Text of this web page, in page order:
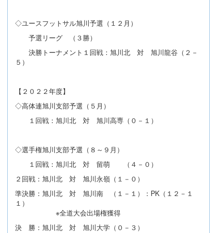
◇ユースフットサル旭川予選（１２月）
予選リーグ （３勝）
決勝トーナメント１回戦：旭川北 対 旭川龍谷（２－
５）
【２０２２年度】
◇高体連旭川支部予選（５月）
１回戦：旭川北 対 旭川高専（０－１）
◇選手権旭川支部予選（８～９月）
１回戦：旭川北 対 留萌 （４－０）
２回戦：旭川北 対 旭川永嶺（１－０）
準決勝：旭川北 対 旭川南 （１－１）：PK（１２－１
１）
※全道大会出場権獲得
決 勝：旭川北 対 旭川大学（０－３）